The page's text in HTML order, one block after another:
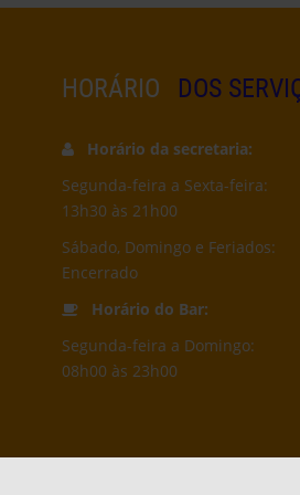
HORÁRIO DOS
Horário da secretaria:
Segunda-feira a Sexta-feira:
13h30 às 21h00
Sábado, Domingo e Feriados:
Encerrado
Horário do Bar:
Segunda-feira a Domingo:
08h00 às 23h00